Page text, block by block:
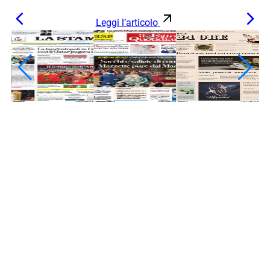
Leggi l’articolo